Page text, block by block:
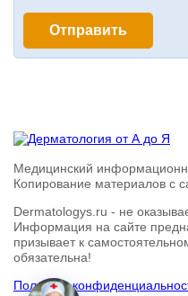
Медицинский
Копирование материалов с
Dermatologys.ru - не
Информация на сайте
призывает к
обязательна!
Политика